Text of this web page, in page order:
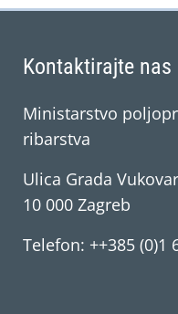
Kontaktirajte nas
Ministarstvo
ribarstva
Ulica Grada
10 000 Zagreb
Telefon: ++385 (0)1